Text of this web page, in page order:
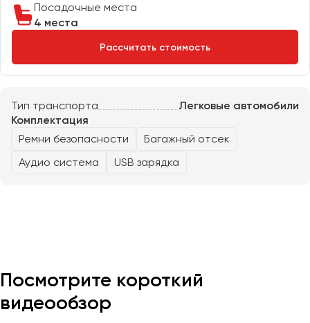
Посадочные места
4 места
Рассчитать стоимость
Тип транспорта
Легковые автомобили
Комплектация
Ремни безопасности
Багажный отсек
Аудио система
USB зарядка
Посмотрите короткий
видеообзор
Евпатория
Ижевск
Иркутск
Казань
Краснодар
Курган